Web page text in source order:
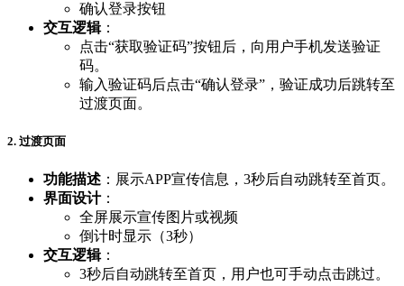
确认登录按钮
交互逻辑：
点击“获取验证码”按钮后，向用户手机发送验证
码。
输入验证码后点击“确认登录”，验证成功后跳转至
过渡页面。
2. 过渡页面
功能描述 ：展示APP宣传信息，3秒后自动跳转至首页。
界面设计：
全屏展示宣传图片或视频
倒计时显示（3秒）
交互逻辑：
3秒后自动跳转至首页，用户也可手动点击跳过。